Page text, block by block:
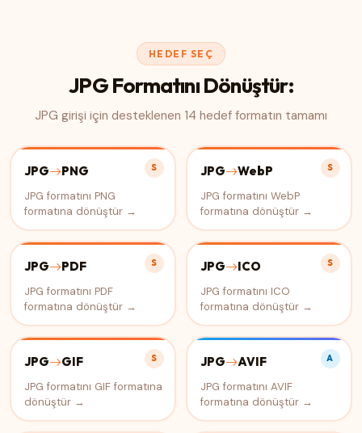
HEDEF SEÇ
JPG Formatını Dönüştür:
JPG girişi için desteklenen 14 hedef formatın tamamı
S
JPG PNG
JPG formatını PNG
formatına dönüştür →
S
JPG WebP
JPG formatını WebP
formatına dönüştür →
S
JPG PDF
JPG formatını PDF
formatına dönüştür →
S
JPG ICO
JPG formatını ICO
formatına dönüştür →
S
JPG GIF
JPG formatını GIF formatına
dönüştür →
A
JPG AVIF
JPG formatını AVIF
formatına dönüştür →